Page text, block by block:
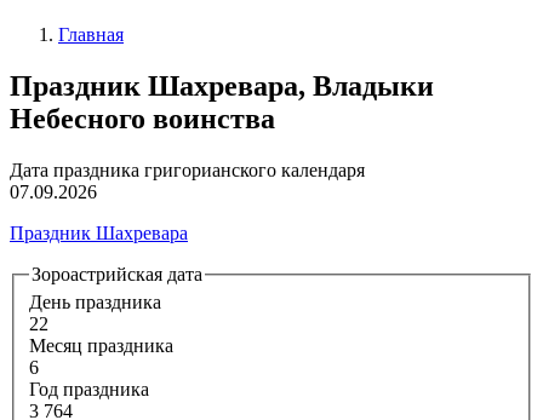
Главная
Праздник Шахревара, Владыки
Небесного воинства
Дата праздника григорианского календаря
07.09.2026
Праздник Шахревара
Зороастрийская дата
День праздника
22
Месяц праздника
6
Год праздника
3 764